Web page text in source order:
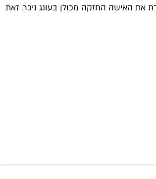
את האישה החזקה מכולן בעונג ניכר. זאת